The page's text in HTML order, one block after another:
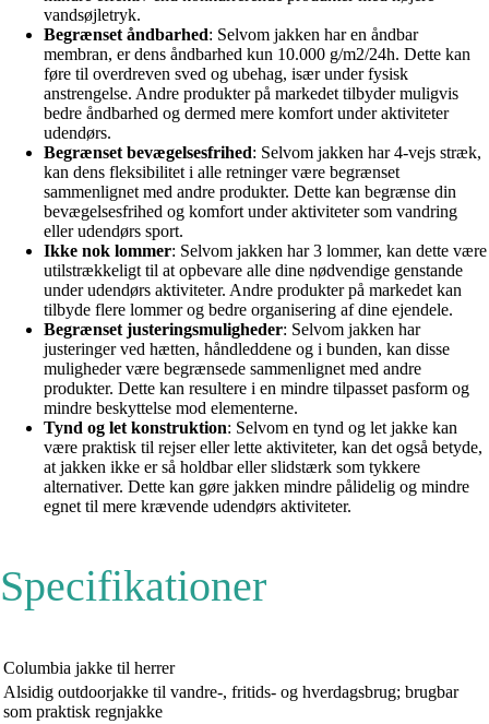
vandsøjletryk.
Begrænset åndbarhed: Selvom jakken har en åndbar
membran, er dens åndbarhed kun 10.000 g/m2/24h. Dette kan
føre til overdreven sved og ubehag, især under fysisk
anstrengelse. Andre produkter på markedet tilbyder muligvis
bedre åndbarhed og dermed mere komfort under aktiviteter
udendørs.
Begrænset bevægelsesfrihed: Selvom jakken har 4-vejs stræk,
kan dens fleksibilitet i alle retninger være begrænset
sammenlignet med andre produkter. Dette kan begrænse din
bevægelsesfrihed og komfort under aktiviteter som vandring
eller udendørs sport.
Ikke nok lommer: Selvom jakken har 3 lommer, kan dette være
utilstrækkeligt til at opbevare alle dine nødvendige genstande
under udendørs aktiviteter. Andre produkter på markedet kan
tilbyde flere lommer og bedre organisering af dine ejendele.
Begrænset justeringsmuligheder: Selvom jakken har
justeringer ved hætten, håndleddene og i bunden, kan disse
muligheder være begrænsede sammenlignet med andre
produkter. Dette kan resultere i en mindre tilpasset pasform og
mindre beskyttelse mod elementerne.
Tynd og let konstruktion: Selvom en tynd og let jakke kan
være praktisk til rejser eller lette aktiviteter, kan det også betyde,
at jakken ikke er så holdbar eller slidstærk som tykkere
alternativer. Dette kan gøre jakken mindre pålidelig og mindre
egnet til mere krævende udendørs aktiviteter.
Specifikationer
Columbia jakke til herrer
Alsidig outdoorjakke til vandre-, fritids- og hverdagsbrug; brugbar
som praktisk regnjakke